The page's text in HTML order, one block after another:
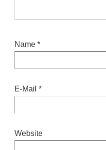
Name *
E-Mail *
Website